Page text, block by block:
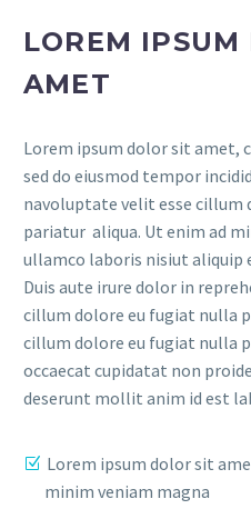
LOREM IPSUM
AMET
Lorem ipsum dolor sit amet,
sed do eiusmod tempor
navoluptate velit esse cillum
pariatur aliqua. Ut enim ad
ullamco laboris nisiut aliquip
Duis aute irure dolor in
cillum dolore eu fugiat nulla
cillum dolore eu fugiat nulla
occaecat cupidatat non
deserunt mollit anim id est
Lorem ipsum dolor sit
minim veniam magna